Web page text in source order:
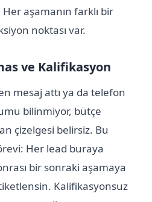
aşamanın farklı bir
noktası var.
ve Kalifikasyon
mesaj attı ya da telefon
bilinmiyor, bütçe
çizelgesi belirsiz. Bu
Her lead buraya
bir sonraki aşamaya
Kalifikasyonsuz